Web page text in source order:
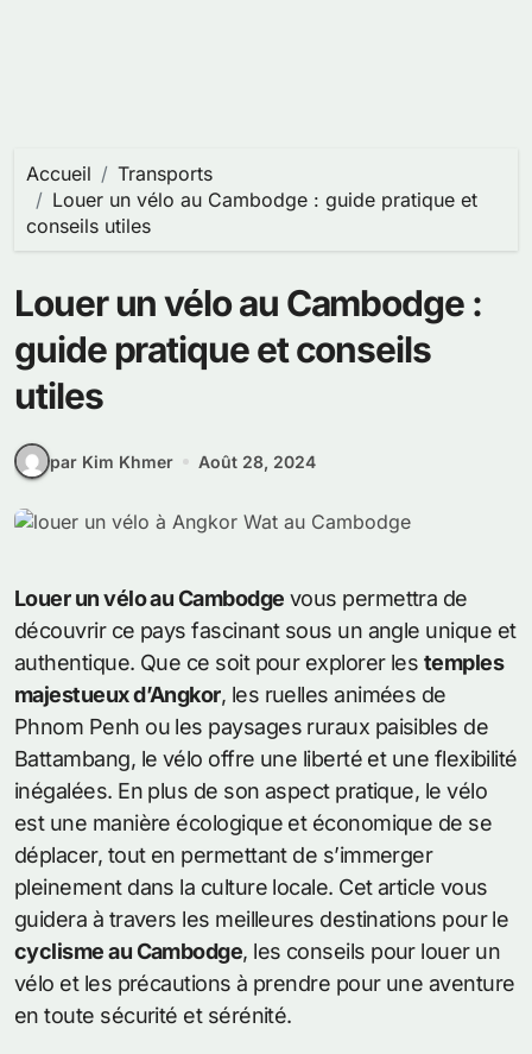
Accueil
Transports
Louer un vélo au Cambodge : guide pratique et
conseils utiles
Louer un vélo au Cambodge :
guide pratique et conseils
utiles
par Kim Khmer Août 28, 2024
Louer un vélo au Cambodge vous permettra de
découvrir ce pays fascinant sous un angle unique et
authentique. Que ce soit pour explorer les temples
majestueux d’Angkor, les ruelles animées de
Phnom Penh ou les paysages ruraux paisibles de
Battambang, le vélo offre une liberté et une flexibilité
inégalées. En plus de son aspect pratique, le vélo
est une manière écologique et économique de se
déplacer, tout en permettant de s’immerger
pleinement dans la culture locale. Cet article vous
guidera à travers les meilleures destinations pour le
cyclisme au Cambodge, les conseils pour louer un
vélo et les précautions à prendre pour une aventure
en toute sécurité et sérénité.